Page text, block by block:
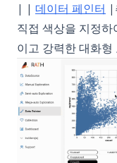
| | 데이터 페인터 |
직접 색상을 지정
이고 강력한 대화